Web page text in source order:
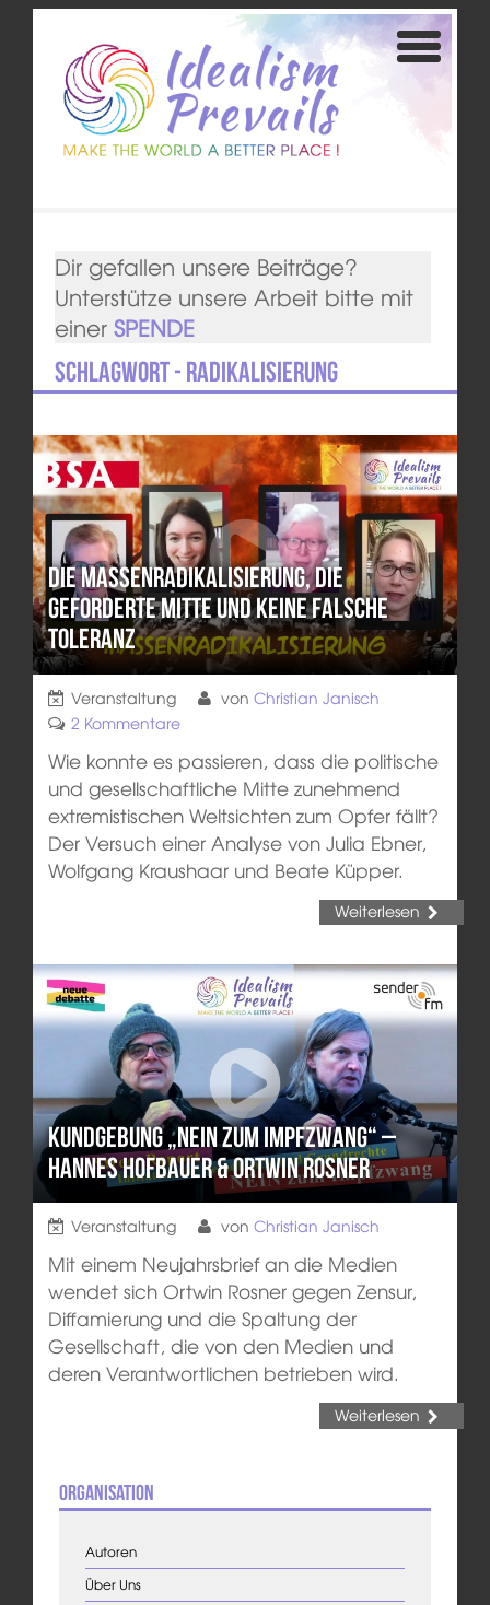
Dir gefallen unsere Beiträge?
Unterstütze unsere Arbeit bitte mit
einer SPENDE
Schlagwort - Radikalisierung
Die Massenradikalisierung, die
geforderte Mitte und keine falsche
Toleranz
Veranstaltung von Christian Janisch
2 Kommentare
Wie konnte es passieren, dass die politische
und gesellschaftliche Mitte zunehmend
extremistischen Weltsichten zum Opfer fällt?
Der Versuch einer Analyse von Julia Ebner,
Wolfgang Kraushaar und Beate Küpper.
Weiterlesen
Kundgebung „NEIN zum Impfzwang“ –
Hannes Hofbauer & Ortwin Rosner
Veranstaltung von Christian Janisch
Mit einem Neujahrsbrief an die Medien
wendet sich Ortwin Rosner gegen Zensur,
Diffamierung und die Spaltung der
Gesellschaft, die von den Medien und
deren Verantwortlichen betrieben wird.
Weiterlesen
Organisation
Autoren
Über Uns